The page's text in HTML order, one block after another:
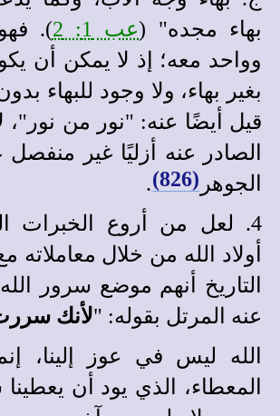
بهاء مجده" (عب 1: 2
). فهو
وواحد معه؛ إذ لا يمكن أن
بغير بهاء، ولا وجود للبهاء
قيل أيضًا عنه: "نور من نور"،
الصادر عنه أزليًا غير
الجوهر (826)
.
4. لعل من أروع الخبرات
أولاد الله من خلال معاملاته
التاريخ أنهم موضع سرور
عنه المرتل بقوله: "لأنك
الله ليس في عوز إلينا،
المعطاء، الذي يود أن